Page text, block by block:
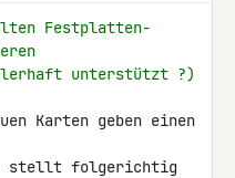
Festplatten-
unterstützt ?)
Karten geben einen
stellt folgerichtig